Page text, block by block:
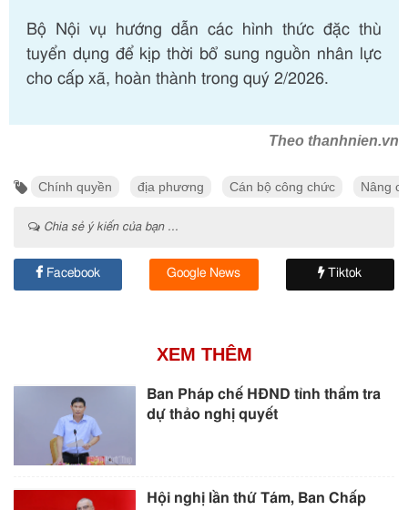
Bộ Nội vụ hướng dẫn các hình thức đặc thù
tuyển dụng để kịp thời bổ sung nguồn nhân lực
cho cấp xã, hoàn thành trong quý 2/2026.
Theo thanhnien.vn
Chính quyền địa phương Cán bộ công chức Nâng
Chia sẻ ý kiến của bạn ...
Facebook Google News Tiktok
XEM THÊM
Ban Pháp chế HĐND tỉnh thẩm tra
dự thảo nghị quyết
Hội nghị lần thứ Tám, Ban Chấp